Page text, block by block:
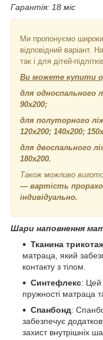
Гарантія: 18 міс
Ми пропонуємо
відповідний варіант.
так і для дітей-
Ви можете купити
для односпального
90х200;
для полуторного
120х200; 140х200;
для двоспального
180х200.
Також можливо
— вартість
індивідуально.
Шари наповнення
Тканина
матраца, який
контакту з тілом.
Синтефлекс: Цей
пружності матраца
Спанбонд:
забезпечує
захист внутрішніх